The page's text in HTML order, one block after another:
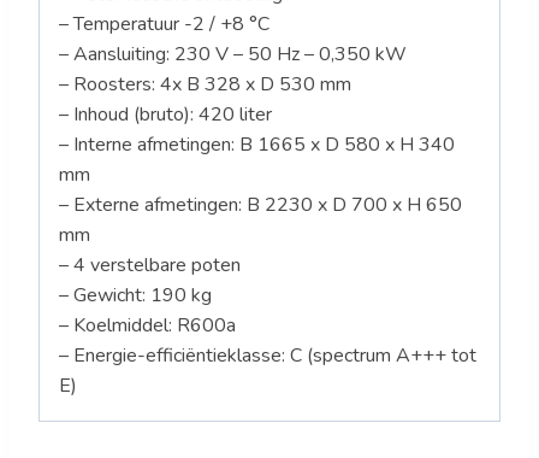
– Temperatuur -2 / +8 °C
– Aansluiting: 230 V – 50 Hz – 0,350 kW
– Roosters: 4x B 328 x D 530 mm
– Inhoud (bruto): 420 liter
– Interne afmetingen: B 1665 x D 580 x H 340
mm
– Externe afmetingen: B 2230 x D 700 x H 650
mm
– 4 verstelbare poten
– Gewicht: 190 kg
– Koelmiddel: R600a
– Energie-efficiëntieklasse: C (spectrum A+++ tot
E)